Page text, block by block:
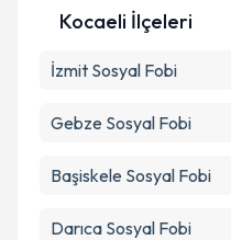
Metni'ni okudum
kapsamda
Kocaeli İlçeleri
İzmit Sosyal Fobi
Gebze Sosyal Fobi
Başiskele Sosyal Fobi
Darıca Sosyal Fobi